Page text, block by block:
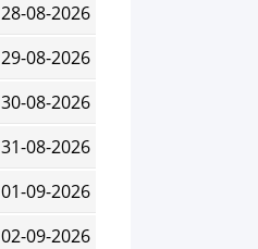
28-08-2026
29-08-2026
30-08-2026
31-08-2026
01-09-2026
02-09-2026